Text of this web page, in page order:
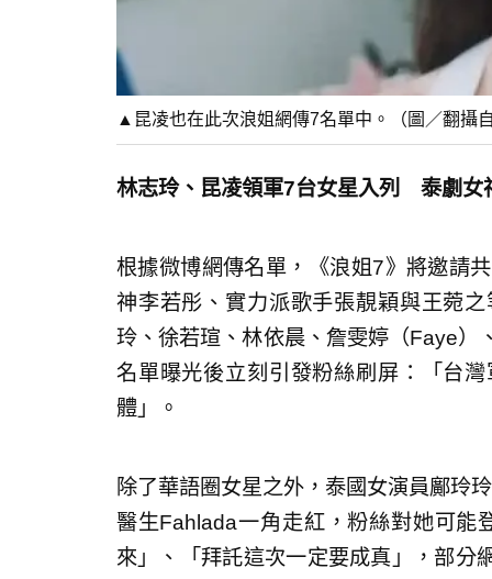
▲昆凌也在此次浪姐網傳7名單中。（圖／翻攝
林志玲、昆凌領軍7台女星入列 泰劇
根據微博網傳名單，《浪姐7》將邀請
神李若彤、實力派歌手張靚穎與王菀
玲、徐若瑄、林依晨、詹雯婷（Faye）
名單曝光後立刻引發粉絲刷屏：「台
體」。
除了華語圈女星之外，泰國女演員鄺玲
醫生Fahlada一角走紅，粉絲對她可能
來」、「拜託這次一定要成真」，部分